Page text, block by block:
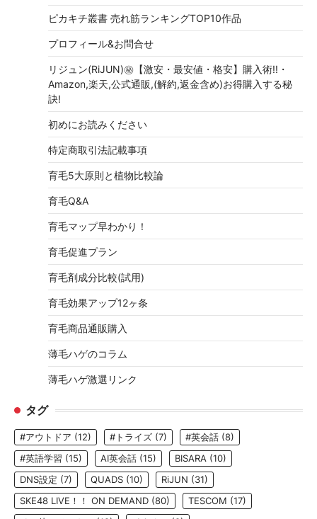
ピカキチ叢書 売れ筋ランキングTOP10作品
プロフィール&お問合せ
リジュン(RiJUN)㊙【激安・最安値・格安】購入術!!・
Amazon,楽天,公式通販,(解約,返金含め)お得購入する秘
訣!
初めにお読みください
特定商取引法記載事項
育毛5大原則と植物比較論
育毛Q&A
育毛マップ早わかり！
育毛促進プラン
育毛剤成分比較(試用)
育毛効果アップ12ヶ条
育毛商品通販購入
薄毛ハゲのコラム
薄毛ハゲ激選リンク
タグ
#アウトドア (12) #トライズ (7) #英会話 (8)
#英語学習 (15) AI英会話 (15) BISARA (10)
DNS設定 (7) QUADS (10) RiJUN (31)
SKE48 LIVE！！ ON DEMAND (80) TESCOM (17)